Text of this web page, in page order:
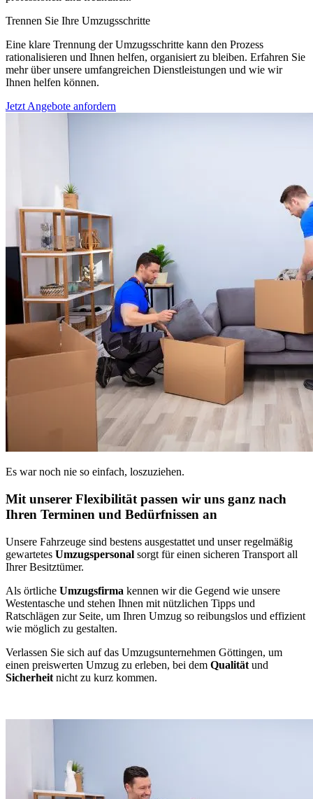
Trennen Sie Ihre Umzugsschritte
Eine klare Trennung der Umzugsschritte kann den Prozess
rationalisieren und Ihnen helfen, organisiert zu bleiben. Erfahren Sie
mehr über unsere umfangreichen Dienstleistungen und wie wir
Ihnen helfen können.
Jetzt Angebote anfordern
Es war noch nie so einfach, loszuziehen.
Mit unserer Flexibilität passen wir uns ganz nach
Ihren Terminen und Bedürfnissen an
Unsere Fahrzeuge sind bestens ausgestattet und unser regelmäßig
gewartetes Umzugspersonal sorgt für einen sicheren Transport all
Ihrer Besitztümer.
Als örtliche Umzugsfirma kennen wir die Gegend wie unsere
Westentasche und stehen Ihnen mit nützlichen Tipps und
Ratschlägen zur Seite, um Ihren Umzug so reibungslos und effizient
wie möglich zu gestalten.
Verlassen Sie sich auf das Umzugsunternehmen Göttingen, um
einen preiswerten Umzug zu erleben, bei dem Qualität und
Sicherheit nicht zu kurz kommen.